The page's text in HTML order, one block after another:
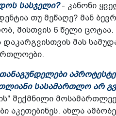
სასჯელი?- კანონი
თუ მეწაღე? მან
მისთვის 6 წელი
დაკარგვისთვის მას
სასამართლო არ
შექმნილი
აკეთებინეს. ახლა